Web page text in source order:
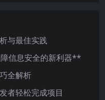
与最佳实践
信息安全的新利器**
全解析
者轻松完成项目